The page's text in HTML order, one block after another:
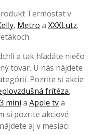
Termostat v
, Metro a XXXLutz.
a tak hľadáte niečo
tovar. U nás nájdete
Pozrite si akcie
frítéza,
mini a Apple tva
si pozrite akciové
aj v mesiaci